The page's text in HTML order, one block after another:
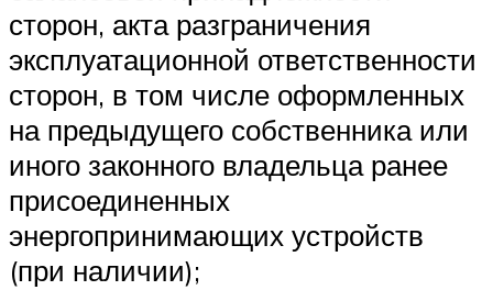
сторон, акта разграничения
эксплуатационной ответственности
сторон, в том числе оформленных
на предыдущего собственника или
иного законного владельца ранее
присоединенных
энергопринимающих устройств
(при наличии);